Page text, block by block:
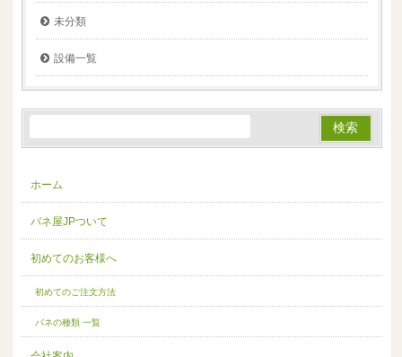
未分類
設備一覧
ホーム
バネ屋JPついて
初めてのお客様へ
初めてのご注文方法
バネの種類 一覧